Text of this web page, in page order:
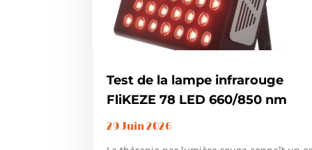
Test de la lampe infrarouge
FliKEZE 78 LED 660/850 nm
29 Juin 2026